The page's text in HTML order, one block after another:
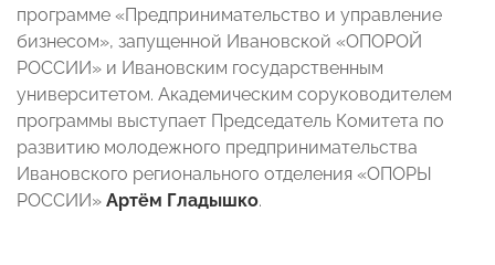
программе «Предпринимательство и управление
бизнесом», запущенной Ивановской «ОПОРОЙ
РОССИИ» и Ивановским государственным
университетом. Академическим соруководителем
программы выступает Председатель Комитета по
развитию молодежного предпринимательства
Ивановского регионального отделения «ОПОРЫ
РОССИИ» Артём Гладышко.